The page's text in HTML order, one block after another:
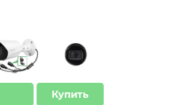
Купить